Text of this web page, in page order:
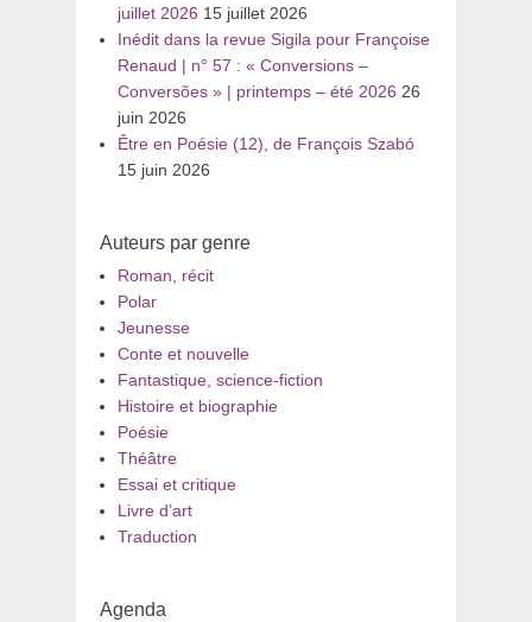
juillet 2026 15 juillet 2026
Inédit dans la revue Sigila pour Françoise
Renaud | n° 57 : « Conversions –
Conversões » | printemps – été 2026 26
juin 2026
Être en Poésie (12), de François Szabó
15 juin 2026
Auteurs par genre
Roman, récit
Polar
Jeunesse
Conte et nouvelle
Fantastique, science-fiction
Histoire et biographie
Poésie
Théâtre
Essai et critique
Livre d’art
Traduction
Agenda